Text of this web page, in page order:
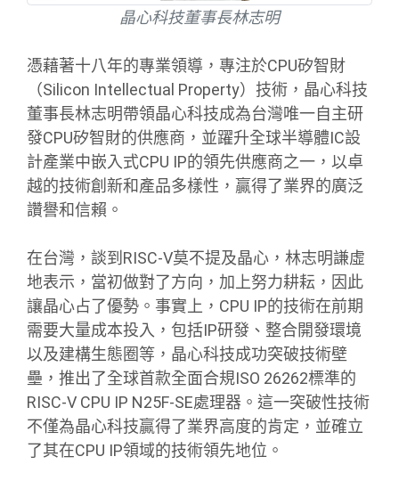
晶心科技董事長林志明
憑藉著十八年的專業領導，專注於CPU矽智財
（Silicon Intellectual Property）技術，晶心科技
董事長林志明帶領晶心科技成為台灣唯一自主研
發CPU矽智財的供應商，並躍升全球半導體IC設
計產業中嵌入式CPU IP的領先供應商之一，以卓
越的技術創新和產品多樣性，贏得了業界的廣泛
讚譽和信賴。
在台灣，談到RISC-V莫不提及晶心，林志明謙虛
地表示，當初做對了方向，加上努力耕耘，因此
讓晶心占了優勢。事實上，CPU IP的技術在前期
需要大量成本投入，包括IP研發、整合開發環境
以及建構生態圈等，晶心科技成功突破技術壁
壘，推出了全球首款全面合規ISO 26262標準的
RISC-V CPU IP N25F-SE處理器。這一突破性技術
不僅為晶心科技贏得了業界高度的肯定，並確立
了其在CPU IP領域的技術領先地位。